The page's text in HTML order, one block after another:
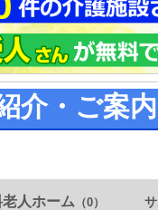
介・ご案
人ホーム（0）